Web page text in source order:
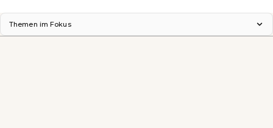
Themen im Fokus